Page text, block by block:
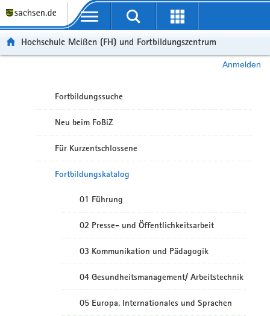
Portalübergreifende Navigation
Hochschule Meißen (FH) und Fortbildungszentrum
Anmelden
Fortbildungssuche
Neu beim FoBiZ
Für Kurzentschlossene
Fortbildungskatalog
01 Führung
02 Presse- und Öffentlichkeitsarbeit
03 Kommunikation und Pädagogik
04 Gesundheitsmanagement/ Arbeitstechnik
05 Europa, Internationales und Sprachen